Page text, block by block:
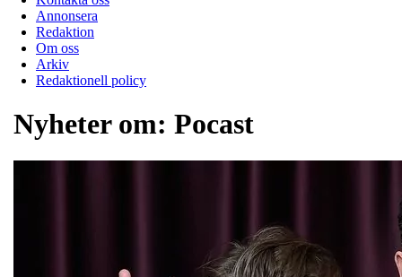
Annonsera
Redaktion
Om oss
Arkiv
Redaktionell policy
Nyheter om: Pocast